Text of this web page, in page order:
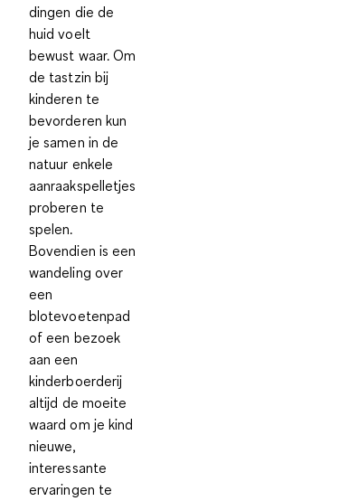
dingen die de
huid voelt
bewust waar. Om
de tastzin bij
kinderen te
bevorderen kun
je samen in de
natuur enkele
aanraakspelletjes
proberen te
spelen.
Bovendien is een
wandeling over
een
blotevoetenpad
of een bezoek
aan een
kinderboerderij
altijd de moeite
waard om je kind
nieuwe,
interessante
ervaringen te